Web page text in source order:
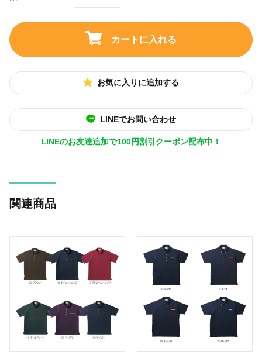
カートに入れる
お気に入りに追加する
LINEでお問い合わせ
LINEのお友達追加で100円割引クーポン配布中！
関連商品